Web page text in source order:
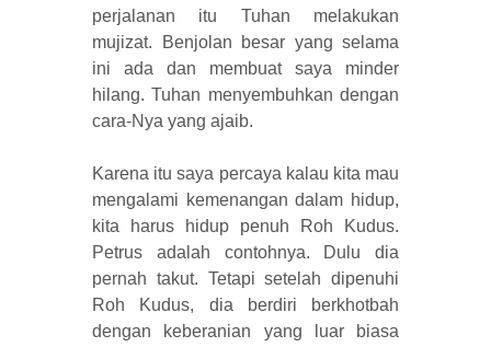
perjalanan itu Tuhan melakukan
mujizat. Benjolan besar yang selama
ini ada dan membuat saya minder
hilang. Tuhan menyembuhkan dengan
cara-Nya yang ajaib.
Karena itu saya percaya kalau kita mau
mengalami kemenangan dalam hidup,
kita harus hidup penuh Roh Kudus.
Petrus adalah contohnya. Dulu dia
pernah takut. Tetapi setelah dipenuhi
Roh Kudus, dia berdiri berkhotbah
dengan keberanian yang luar biasa